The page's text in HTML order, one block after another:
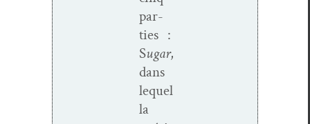
par­
ties :
Sugar,
dans
lequel
la